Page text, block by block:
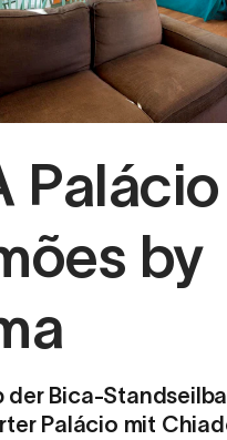
Palácio
by
der Bica-
Palácio mit